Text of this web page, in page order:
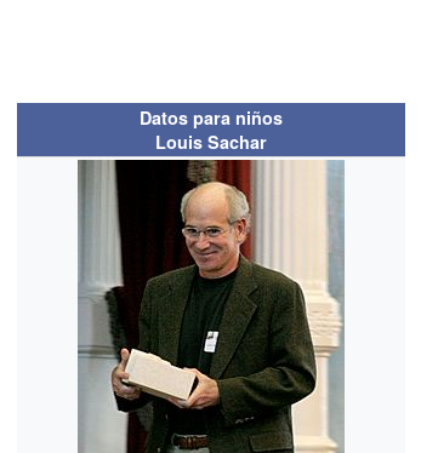
Datos para niños
Louis Sachar